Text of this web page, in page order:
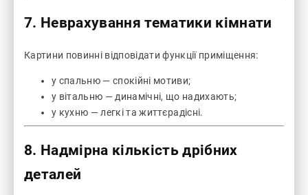
7. Неврахування тематики кімнати
Картини повинні відповідати функції приміщення:
у спальню — спокійні мотиви;
у вітальню — динамічні, що надихають;
у кухню — легкі та життєрадісні.
8. Надмірна кількість дрібних
деталей